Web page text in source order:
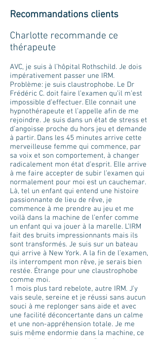
Recommandations clients
Charlotte recommande ce
thérapeute
AVC, je suis à l’hôpital Rothschild. Je dois
impérativement passer une IRM.
Problème: je suis claustrophobe. Le Dr
Frédéric C. doit faire l’examen qu’il m’est
impossible d’effectuer. Elle connait une
hypnothérapeute et l’appelle afin de me
rejoindre. Je suis dans un état de stress et
d’angoisse proche du hors jeu et demande
à partir. Dans les 45 minutes arrive cette
merveilleuse femme qui commence, par
sa voix et son comportement, à changer
radicalement mon état d’esprit. Elle arrive
à me faire accepter de subir l’examen qui
normalement pour moi est un cauchemar.
Là, tel un enfant qui entend une histoire
passionnante de lieu de rêve, je
commence à me prendre au jeu et me
voilà dans la machine de l’enfer comme
un enfant qui va jouer à la marelle. L’IRM
fait des bruits impressionnants mais ils
sont transformés. Je suis sur un bateau
qui arrive à New York. A la fin de l’examen,
ils interrompent mon rêve, je serais bien
restée. Étrange pour une claustrophobe
comme moi.
1 mois plus tard rebelote, autre IRM. J’y
vais seule, sereine et je réussi sans aucun
souci à me replonger sans aide et avec
une facilité déconcertante dans un calme
et une non-appréhension totale. Je me
suis même endormie dans la machine, ce